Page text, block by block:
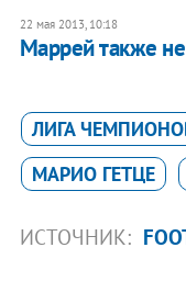
22 мая 2013, 10:18
Маррей также не
ЛИГА
МАРИО ГЕТЦЕ
ИСТОЧНИК: